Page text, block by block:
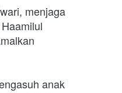
menjaga
anak